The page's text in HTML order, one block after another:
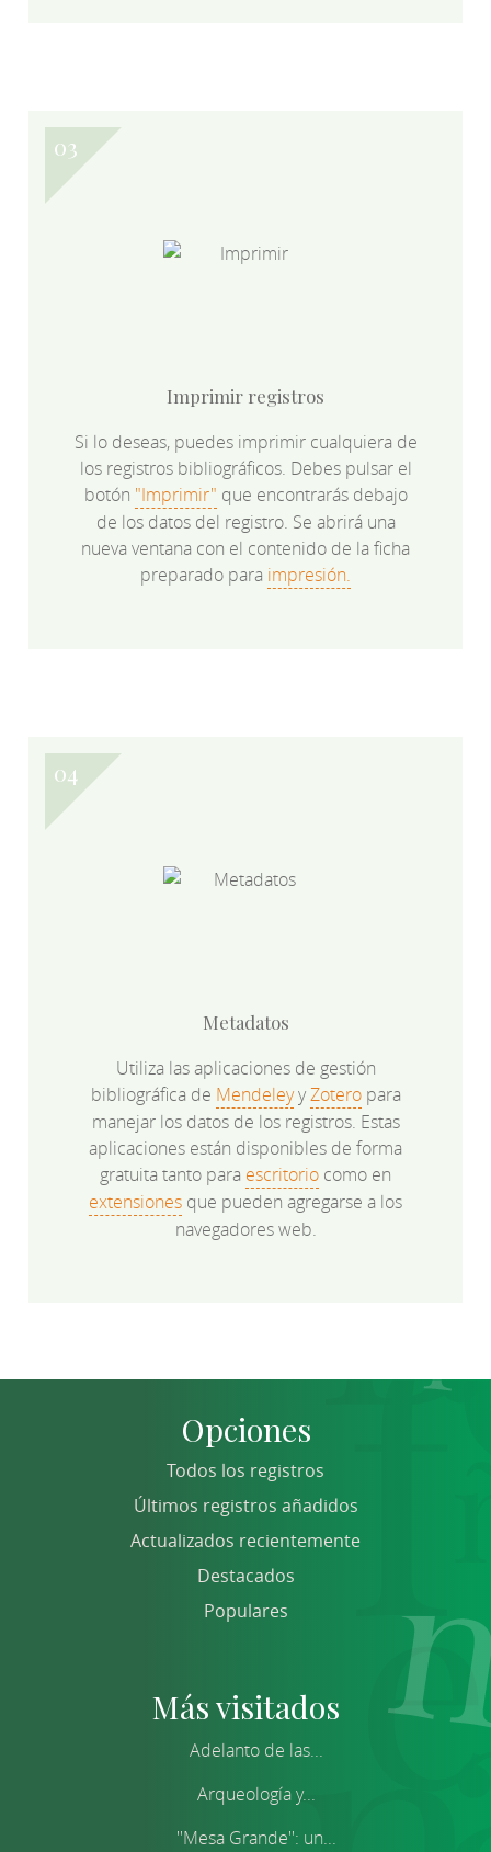
Imprimir registros
Si lo deseas, puedes imprimir cualquiera de
los registros bibliográficos. Debes pulsar el
botón "Imprimir" que encontrarás debajo
de los datos del registro. Se abrirá una
nueva ventana con el contenido de la ficha
preparado para impresión.
Metadatos
Utiliza las aplicaciones de gestión
bibliográfica de MendeleyyZoteropara
manejar los datos de los registros. Estas
aplicaciones están disponibles de forma
gratuita tanto para escritorio como en
extensiones que pueden agregarse a los
navegadores web.
Opciones
Todos los registros
Últimos registros añadidos
Actualizados recientemente
Destacados
Populares
Más visitados
Adelanto de las...
Arqueología y...
''Mesa Grande'': un...